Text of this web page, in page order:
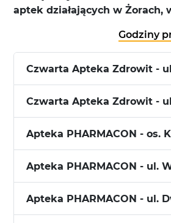
aptek działających w Żorach,
Godziny
Czwarta Apteka Zdrowit -
Czwarta Apteka Zdrowit -
Apteka PHARMACON - os.
Apteka PHARMACON - ul.
Apteka PHARMACON - ul.